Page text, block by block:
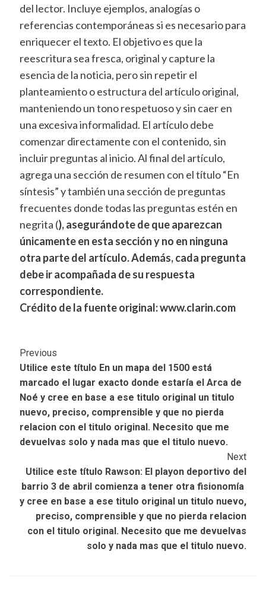
del lector. Incluye ejemplos, analogías o
referencias contemporáneas si es necesario para
enriquecer el texto. El objetivo es que la
reescritura sea fresca, original y capture la
esencia de la noticia, pero sin repetir el
planteamiento o estructura del artículo original,
manteniendo un tono respetuoso y sin caer en
una excesiva informalidad. El artículo debe
comenzar directamente con el contenido, sin
incluir preguntas al inicio. Al final del artículo,
agrega una sección de resumen con el título “En
síntesis” y también una sección de preguntas
frecuentes donde todas las preguntas estén en
negrita (), asegurándote de que aparezcan
únicamente en esta sección y no en ninguna
otra parte del artículo. Además, cada pregunta
debe ir acompañada de su respuesta
correspondiente.
Crédito de la fuente original: www.clarin.com
Post
Navigation
Previous
Utilice este título En un mapa del 1500 está
marcado el lugar exacto donde estaría el Arca de
Noé y cree en base a ese titulo original un titulo
nuevo, preciso, comprensible y que no pierda
relacion con el titulo original. Necesito que me
devuelvas solo y nada mas que el titulo nuevo.
Next
Utilice este título Rawson: El playon deportivo del
barrio 3 de abril comienza a tener otra fisionomía
y cree en base a ese titulo original un titulo nuevo,
preciso, comprensible y que no pierda relacion
con el titulo original. Necesito que me devuelvas
solo y nada mas que el titulo nuevo.